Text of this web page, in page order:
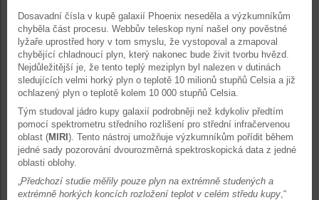
Dosavadní čísla v kupě galaxií Phoenix neseděla a výzkumníkům
chyběla část procesu. Webbův teleskop nyní našel ony pověstné
lyžaře uprostřed hory v tom smyslu, že vystopoval a zmapoval
chybějící chladnoucí plyn, který nakonec bude živit tvorbu hvězd.
Nejdůležitější je, že tento teplý meziplyn byl nalezen v dutinách
sledujících velmi horký plyn o teplotě 10 milionů stupňů Celsia a již
ochlazený plyn o teplotě kolem 10 000 stupňů Celsia.
Tým studoval jádro kupy galaxií podrobněji než kdykoliv předtím
pomocí spektrometru středního rozlišení pro střední infračervenou
oblast (MIRI). Tento nástroj umožňuje výzkumníkům pořídit během
jedné sady pozorování dvourozměrná spektroskopická data z jedné
oblasti oblohy.
Předchozí studie měřily pouze plyn na extrémně studených a
extrémně horkých koncích rozložení teplot v celém středu kupy ,“